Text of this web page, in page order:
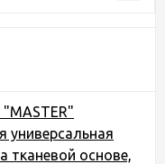
"MASTER"
универсальная
тканевой основе,